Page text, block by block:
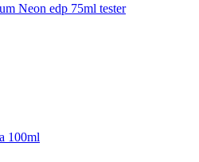
Neon edp 75ml tester
100ml